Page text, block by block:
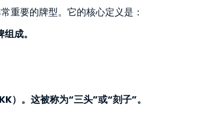
重要的牌型。它的核心定义是：
成。
）。这被称为“三头”或“刻子”。